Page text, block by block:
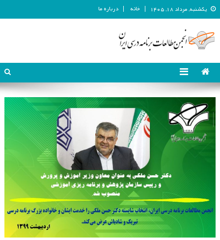
یکشنبه, مرداد ۱۸, ۱۴۰۵ خانه درباره ما
انجمن مطالعات برنامه درسی ایران